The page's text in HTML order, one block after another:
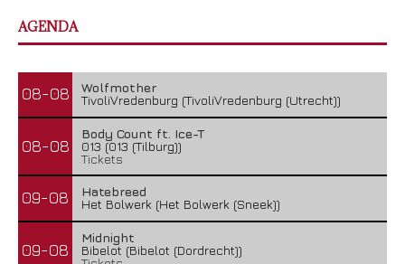
AGENDA
08-08
Wolfmother
TivoliVredenburg (TivoliVredenburg (Utrecht))
08-08
Body Count ft. Ice-T
013 (013 (Tilburg))
Tickets
09-08
Hatebreed
Het Bolwerk (Het Bolwerk (Sneek))
09-08
Midnight
Bibelot (Bibelot (Dordrecht))